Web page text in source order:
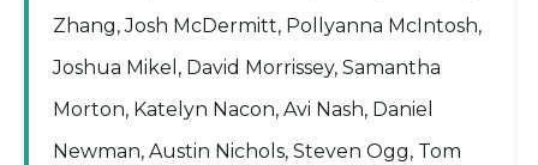
Zhang, Josh McDermitt, Pollyanna McIntosh,
Joshua Mikel, David Morrissey, Samantha
Morton, Katelyn Nacon, Avi Nash, Daniel
Newman, Austin Nichols, Steven Ogg, Tom